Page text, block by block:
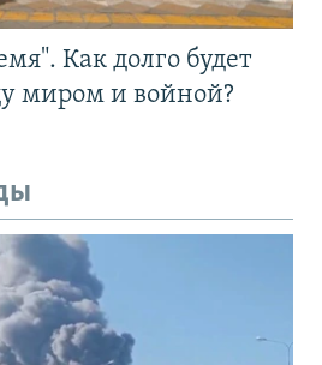
Как долго будет
миром и войной?